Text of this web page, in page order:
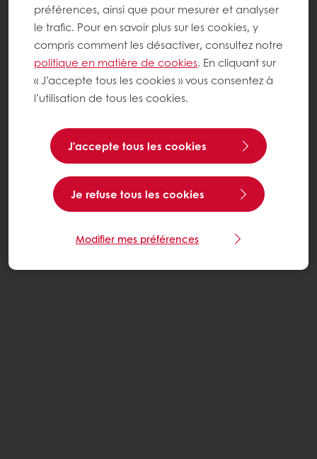
préférences, ainsi que pour mesurer et analyser
le trafic. Pour en savoir plus sur les cookies, y
compris comment les désactiver, consultez notre
politique en matière de cookies. En cliquant sur
« J’accepte tous les cookies » vous consentez à
l’utilisation de tous les cookies.
J’accepte tous les cookies
Je refuse tous les cookies
Modifier mes préférences